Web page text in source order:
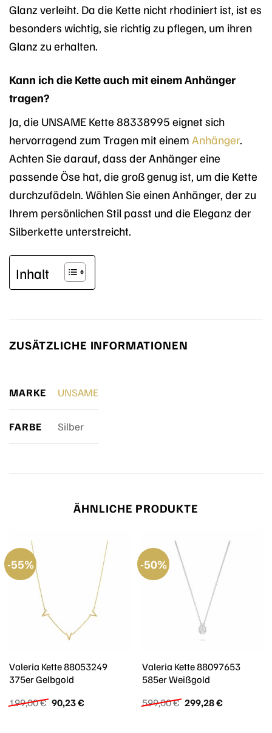
Glanz verleiht. Da die Kette nicht rhodiniert ist, ist es
besonders wichtig, sie richtig zu pflegen, um ihren
Glanz zu erhalten.
Kann ich die Kette auch mit einem Anhänger
tragen?
Ja, die UNSAME Kette 88338995 eignet sich
hervorragend zum Tragen mit einem Anhänger.
Achten Sie darauf, dass der Anhänger eine
passende Öse hat, die groß genug ist, um die Kette
durchzufädeln. Wählen Sie einen Anhänger, der zu
Ihrem persönlichen Stil passt und die Eleganz der
Silberkette unterstreicht.
Inhalt
ZUSÄTZLICHE INFORMATIONEN
MARKE UNSAME
FARBE Silber
ÄHNLICHE PRODUKTE
-55%
Valeria Kette 88053249
375er Gelbgold
199,00€ Ursprünglicher
Preis
90,23€Aktueller
-50%
Valeria Kette 88097653
585er Weißgold
599,00€ Ursprünglicher
Preis
299,28€Aktueller